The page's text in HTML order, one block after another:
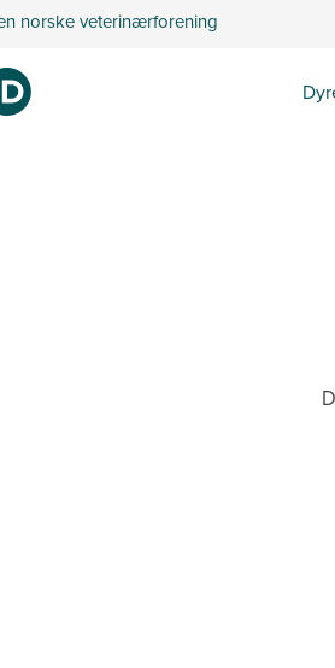
norske veterinærforening